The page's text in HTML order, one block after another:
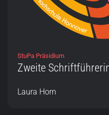
StuPa Präsidium
Zweite
Laura Horn